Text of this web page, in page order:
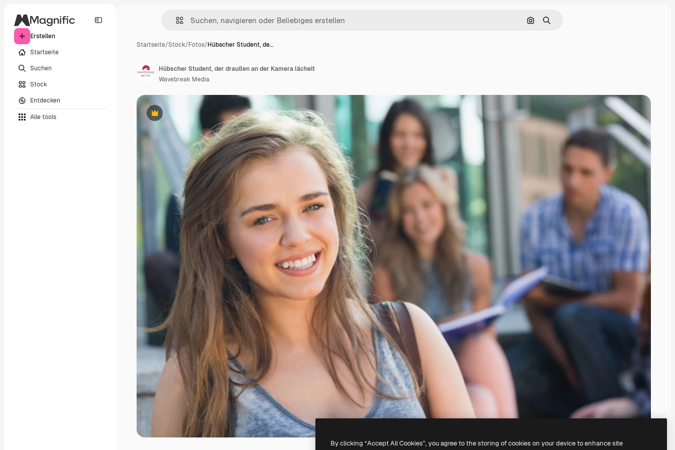
Erstellen
Startseite
Suchen
Stock
Entdecken
Alle tools
Nach Bild suchen
Suchen
Startseite/Stock/Fotos/Hübscher Student, de…
Premium
Hübscher Student, der draußen an der Kamera lächelt
Wavebreak Media
By clicking “Accept All Cookies”, you agree to the storing of cookies on your device to enhance site